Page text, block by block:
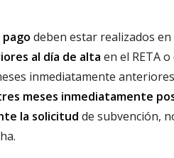
deben estar realizados en
al día de alta en el RETA
inmediatamente
meses inmediatamente
la solicitudde subvención,